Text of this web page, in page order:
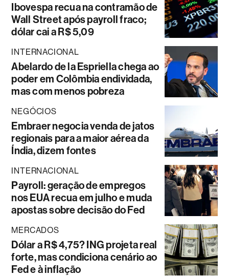
Ibovespa recua na contramão de
Wall Street após payroll fraco;
dólar cai a R$ 5,09
INTERNACIONAL
Abelardo de la Espriella chega ao
poder em Colômbia endividada,
mas com menos pobreza
NEGÓCIOS
Embraer negocia venda de jatos
regionais para a maior aérea da
Índia, dizem fontes
INTERNACIONAL
Payroll: geração de empregos
nos EUA recua em julho e muda
apostas sobre decisão do Fed
MERCADOS
Dólar a R$ 4,75? ING projeta real
forte, mas condiciona cenário ao
Fed e à inflação